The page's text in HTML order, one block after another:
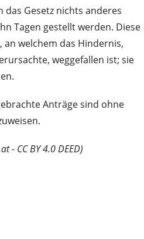
das Gesetz nichts anderes
Tagen gestellt werden. Diese
welchem das Hindernis,
weggefallen ist; sie
Anträge sind ohne
- CC BY 4.0 DEED)